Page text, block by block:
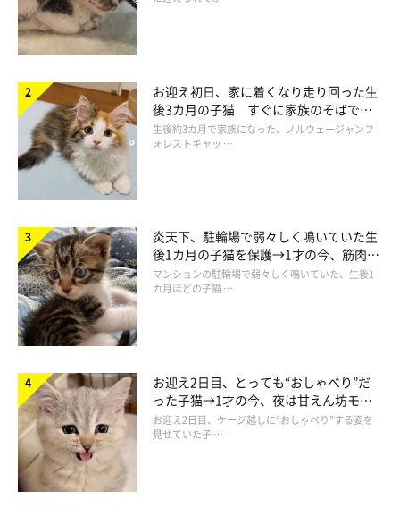
お迎え初日、家に着くなり走り回った生
後3カ月の子猫 すぐに家族のそばで落
ち着く姿に「迎えてよかった」
生後約3カ月で家族になった、ノルウェージャンフ
ォレストキャッ …
炎天下、駐輪場で弱々しく鳴いていた生
後1カ月の子猫を保護→1才の今、筋肉質
でツンデレなコに成長
マンションの駐輪場で弱々しく鳴いていた、生後1
カ月ほどの子猫 …
お迎え2日目、とっても“おしゃべり”だ
った子猫→1才の今、夜は甘えん坊モー
ドになるコに成長！
お迎え2日目、ケージ越しに“おしゃべり”する姿を
見せていた子 …